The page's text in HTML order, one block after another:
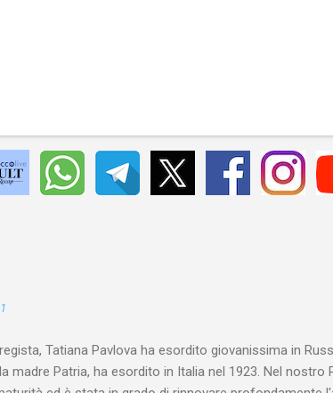
Tatiana Pavlova ha esordito giovanissima in
madre Patria, ha esordito in Italia nel 1923. Nel nostro